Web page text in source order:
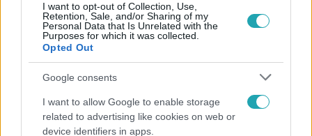
I want to opt-out of Collection, Use,
Retention, Sale, and/or Sharing of my
Personal Data that Is Unrelated with the
Purposes for which it was collected.
Opted Out
Google consents
I want to allow Google to enable storage
related to advertising like cookies on web or
device identifiers in apps.
Népszerű